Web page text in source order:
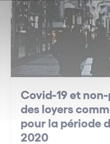
Covid-19 et
des loyers
pour la période
2020